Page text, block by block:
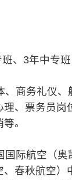
、3年中专班
商务礼仪、
理、票务员岗
。
际航空（奥
、春秋航空）